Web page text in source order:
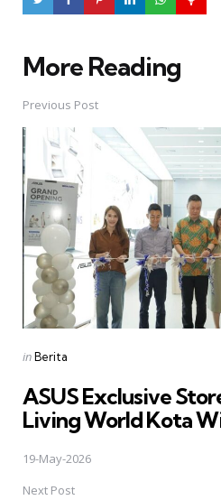
More Reading
Post
navigation
Previous Post
Posted
inBerita
ASUS Exclusive
Living World Kota
19-May-2026
Next Post